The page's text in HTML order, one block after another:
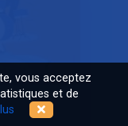
vous acceptez
et de